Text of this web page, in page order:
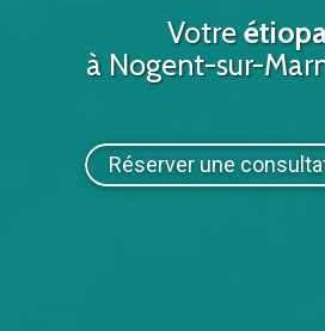
Votre
à Nogent-sur-
Réserver une